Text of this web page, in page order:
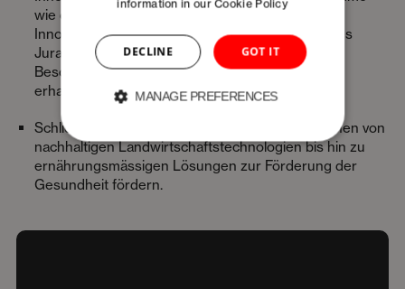
wie den
, die industriellen
Innovationen mit den Fertigungskompetenzen des
Juras verbindet, Zugang zu
Beschleunigungsmassnahmen und Fachwissen
erhalten.
Schliesslich soll
Hightech-Innovationen von
nachhaltigen Landwirtschaftstechnologien bis hin zu
ernährungsmässigen Lösungen zur Förderung der
Gesundheit fördern.
information in ourCookie Policy
GOT IT
DECLINE
MANAGE PREFERENCES